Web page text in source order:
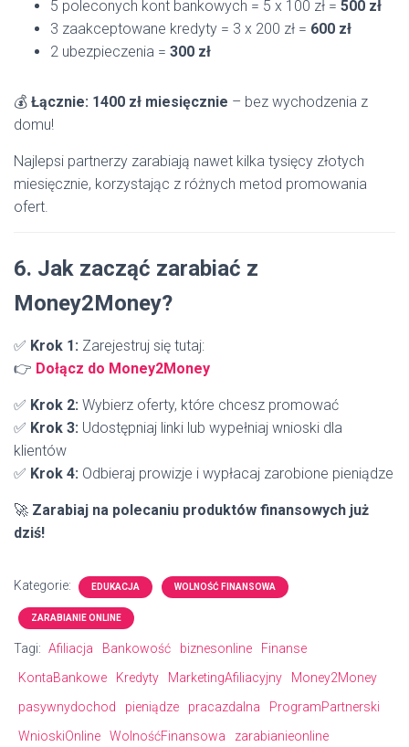
5 poleconych kont bankowych = 5 x 100 zł = 500 zł
3 zaakceptowane kredyty = 3 x 200 zł = 600 zł
2 ubezpieczenia = 300 zł
💰 Łącznie: 1400 zł miesięcznie – bez wychodzenia z
domu!
Najlepsi partnerzy zarabiają nawet kilka tysięcy złotych
miesięcznie, korzystając z różnych metod promowania
ofert.
6. Jak zacząć zarabiać z
Money2Money?
✅ Krok 1: Zarejestruj się tutaj:
👉 Dołącz do Money2Money
✅ Krok 2: Wybierz oferty, które chcesz promować
✅ Krok 3: Udostępniaj linki lub wypełniaj wnioski dla
klientów
✅ Krok 4: Odbieraj prowizje i wypłacaj zarobione pieniądze
🚀 Zarabiaj na polecaniu produktów finansowych już
dziś!
Kategorie: EDUKACJA WOLNOŚĆ FINANSOWA
ZARABIANIE ONLINE
Tagi: Afiliacja Bankowość biznesonline
Finanse
KontaBankowe
Kredyty MarketingAfiliacyjny
Money2Money
pasywnydochod
pieniądze pracazdalna
ProgramPartnerski
WnioskiOnline
WolnośćFinansowa zarabianieonline